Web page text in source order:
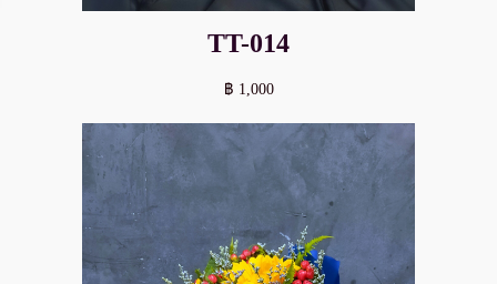
TT-014
฿ 1,000